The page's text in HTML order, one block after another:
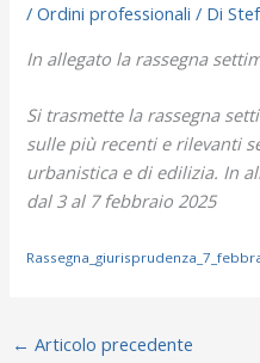
/Ordini professionali / Di
In allegato la rassegna
Si trasmette la rassegna
sulle più recenti e rilevanti
urbanistica e di edilizia. In
dal 3 al 7 febbraio 2025
← Articolo precedente